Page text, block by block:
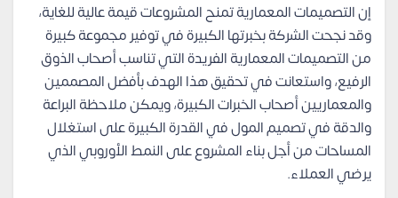
إن التصميمات المعمارية تمنح المشروعات قيمة عالية للغاية،
وقد نجحت الشركة بخبرتها الكبيرة في توفير مجموعة كبيرة
من التصميمات المعمارية الفريدة التي تناسب أصحاب الذوق
الرفيع، واستعانت في تحقيق هذا الهدف بأفضل المصممين
والمعماريين أصحاب الخبرات الكبيرة، ويمكن ملاحظة البراعة
والدقة في تصميم المول في القدرة الكبيرة على استغلال
المساحات من أجل بناء المشروع على النمط الأوروبي الذي
يرضي العملاء.